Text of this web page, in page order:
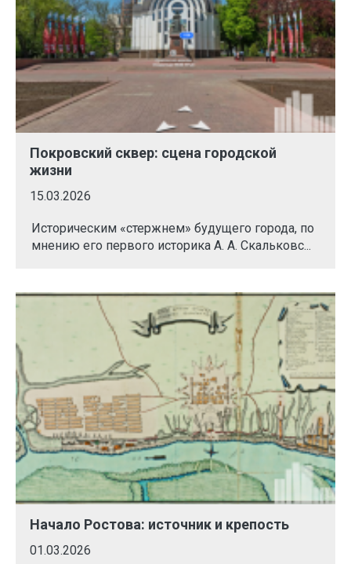
Покровский сквер: сцена городской
жизни
15.03.2026
Историческим «стержнем» будущего города, по
мнению его первого историка А. А. Скальковс...
Начало Ростова: источник и крепость
01.03.2026